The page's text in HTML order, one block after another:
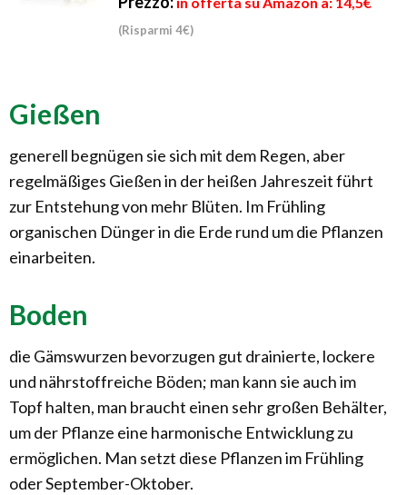
(Risparmi 4€)
Gießen
generell begnügen sie sich mit dem Regen, aber
regelmäßiges Gießen in der heißen Jahreszeit führt
zur Entstehung von mehr Blüten. Im Frühling
organischen Dünger in die Erde rund um die Pflanzen
einarbeiten.
Boden
die Gämswurzen bevorzugen gut drainierte, lockere
und nährstoffreiche Böden; man kann sie auch im
Topf halten, man braucht einen sehr großen Behälter,
um der Pflanze eine harmonische Entwicklung zu
ermöglichen. Man setzt diese Pflanzen im Frühling
oder September-Oktober.